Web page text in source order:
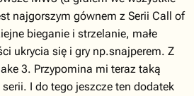
najgorszym gównem z Serii Call of
bieganie i strzelanie, małe
ukrycia się i gry np.snajperem. Z
3. Przypomina mi teraz taką
I do tego jeszcze ten dodatek